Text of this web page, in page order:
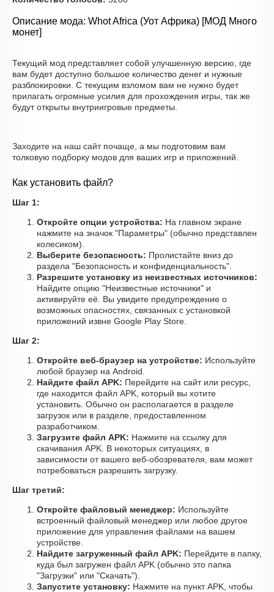
Описание мода: Whot Africa (Уот Африка) [МОД Много
монет]
Текущий мод представляет собой улучшенную версию, где
вам будет доступно большое количество денег и нужные
разблокировки. С текущим взломом вам не нужно будет
прилагать огромные усилия для прохождения игры, так же
будут открыты внутриигровые предметы.
Заходите на наш сайт почаще, а мы подготовим вам
толковую подборку модов для ваших игр и приложений.
Как установить файл?
Шаг 1:
Откройте опции устройства: На главном экране
нажмите на значок "Параметры" (обычно представлен
колесиком).
Выберите безопасность: Пролистайте вниз до
раздела "Безопасность и конфиденциальность".
Разрешите установку из неизвестных источников:
Найдите опцию "Неизвестные источники" и
активируйте её. Вы увидите предупреждение о
возможных опасностях, связанных с установкой
приложений извне Google Play Store.
Шаг 2:
Откройте веб-браузер на устройстве: Используйте
любой браузер на Android.
Найдите файл APK: Перейдите на сайт или ресурс,
где находится файл APK, который вы хотите
установить. Обычно он располагается в разделе
загрузок или в разделе, предоставленном
разработчиком.
Загрузите файл APK: Нажмите на ссылку для
скачивания APK. В некоторых ситуациях, в
зависимости от вашего веб-обозревателя, вам может
потребоваться разрешить загрузку.
Шаг третий:
Откройте файловый менеджер: Используйте
встроенный файловый менеджер или любое другое
приложение для управления файлами на вашем
устройстве.
Найдите загруженный файл APK: Перейдите в папку,
куда был загружен файл APK (обычно это папка
"Загрузки" или "Скачать").
Запустите установку: Нажмите на пункт APK, чтобы